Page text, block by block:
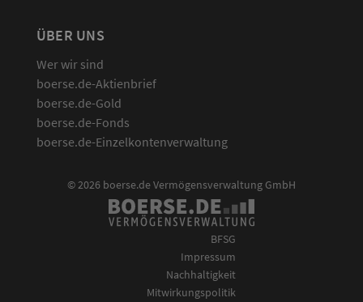
ÜBER UNS
Wer wir sind
boerse.de-Aktienbrief
boerse.de-Gold
boerse.de-Fonds
boerse.de-Einzelkontenverwaltung
© 2026 boerse.de Vermögensverwaltung GmbH
BFSG
Impressum
Nachhaltigkeit
Mitwirkungspolitik